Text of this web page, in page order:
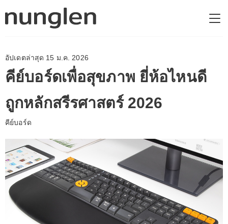
อัปเดตล่าสุด 15 ม.ค. 2026
คีย์บอร์ดเพื่อสุขภาพ ยี่ห้อไหนดี
ถูกหลักสรีรศาสตร์ 2026
คีย์บอร์ด